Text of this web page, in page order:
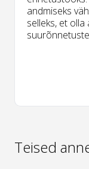
andmiseks
selleks, et olla
Teised